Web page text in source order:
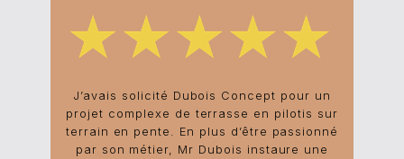
J’avais solicité Dubois Concept pour un
projet complexe de terrasse en pilotis sur
terrain en pente. En plus d’être passionné
par son métier, Mr Dubois instaure une